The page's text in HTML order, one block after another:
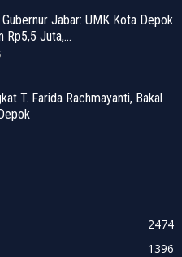
Jabar: UMK Kota Depok
Rp5,5 Juta,...
T. Farida Rachmayanti, Bakal
2474
1396